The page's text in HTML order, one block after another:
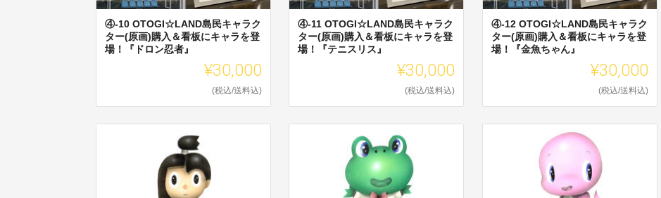
④-10 OTOGI☆LAND島民キャラク
ター(原画)購入＆看板にキャラを登
場！『ドロン忍者』
¥30,000
(税込/送料込)
④-11 OTOGI☆LAND島民キャラク
ター(原画)購入＆看板にキャラを登
場！『テニスリス』
¥30,000
(税込/送料込)
④-12 OTOGI☆LAND島民キャラク
ター(原画)購入＆看板にキャラを登
場！『金魚ちゃん』
¥30,000
(税込/送料込)